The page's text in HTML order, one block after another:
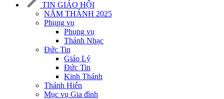
TIN GIÁO HỘI
NĂM THÁNH 2025
Phụng vụ
Phụng vụ
Thánh Nhạc
Đức Tin
Giáo Lý
Đức Tin
Kinh Thánh
Thánh Hiến
Mục vụ Gia đình